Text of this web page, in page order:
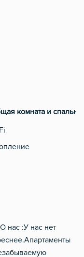
комната и спальня
нac :У наc нeт